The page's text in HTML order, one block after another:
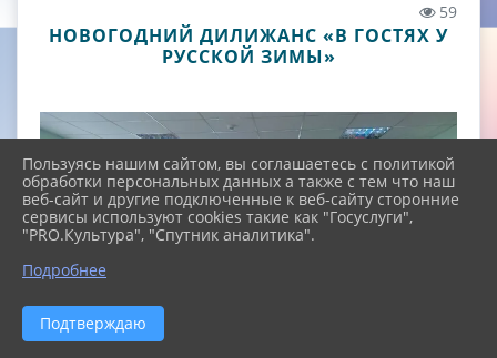
59
НОВОГОДНИЙ ДИЛИЖАНС «В ГОСТЯХ У
РУССКОЙ ЗИМЫ»
Пользуясь нашим сайтом, вы соглашаетесь с политикой
обработки персональных данных а также с тем что наш
веб-сайт и другие подключенные к веб-сайту сторонние
сервисы используют cookies такие как "Госуслуги",
"PRO.Культура", "Спутник аналитика".
Подробнее
Подтверждаю